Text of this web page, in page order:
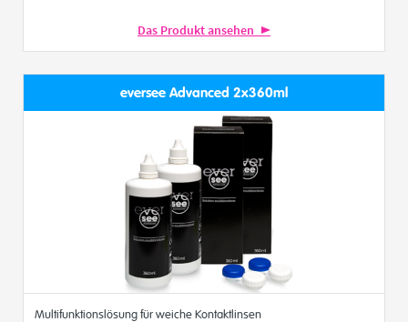
Das Produkt ansehen
eversee Advanced 2x360ml
Multifunktionslösung für weiche Kontaktlinsen